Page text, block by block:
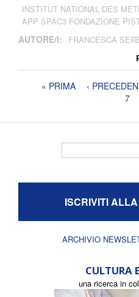
INSTITUT NATIONAL DES
APP SPAC3 FONDAZIONE
AUTORE/I: FRANCESCA
Pagine« PRIMA ‹
7
ISCRIVITI
ARCHIVIO
CULTURA
una ricerca in